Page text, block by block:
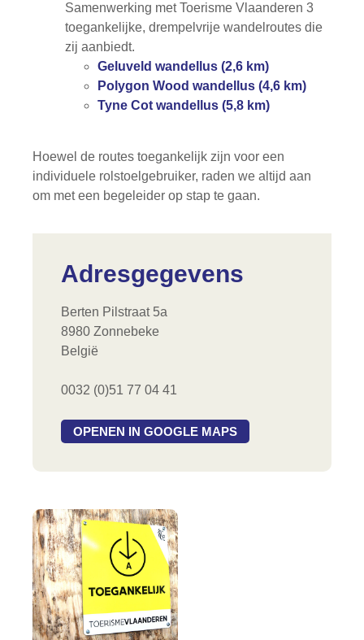
Samenwerking met Toerisme Vlaanderen 3
toegankelijke, drempelvrije wandelroutes die
zij aanbiedt.
Geluveld wandellus (2,6 km)
Polygon Wood wandellus (4,6 km)
Tyne Cot wandellus (5,8 km)
Hoewel de routes toegankelijk zijn voor een
individuele rolstoelgebruiker, raden we altijd aan
om met een begeleider op stap te gaan.
Adresgegevens
Berten Pilstraat 5a
8980 Zonnebeke
België
0032 (0)51 77 04 41
OPENEN IN GOOGLE MAPS